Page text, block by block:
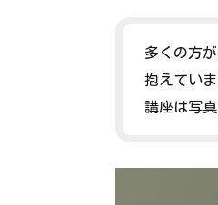
多くの方
抱えてい
講座は写